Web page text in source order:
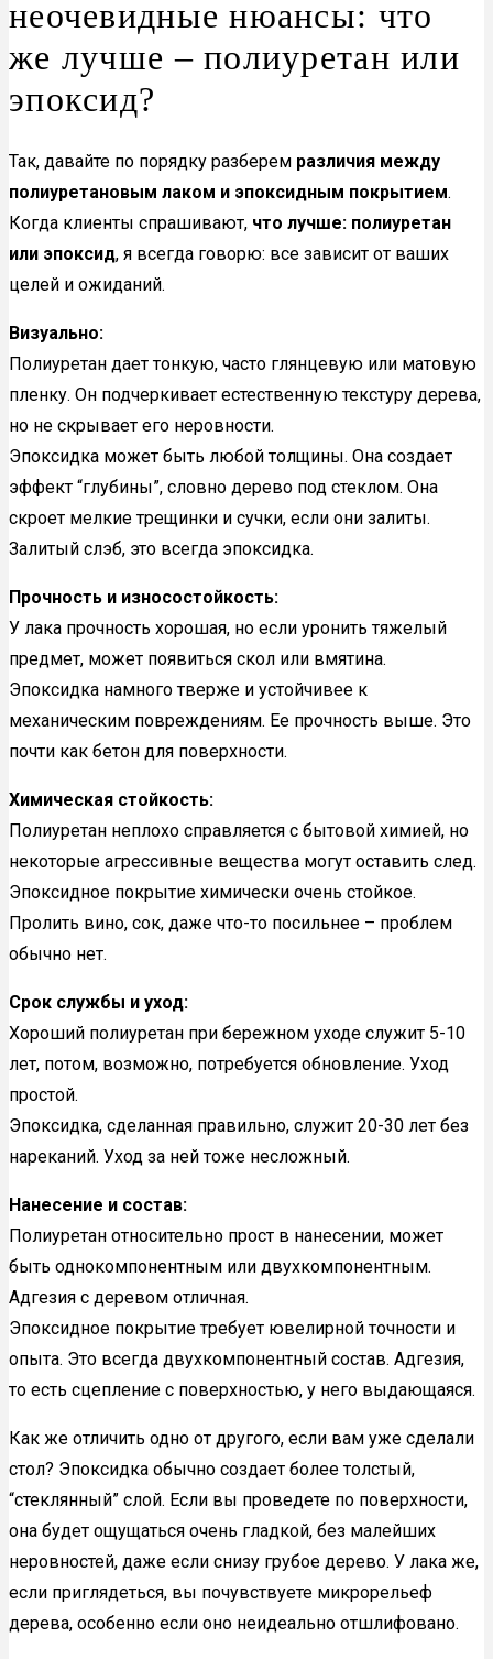
неочевидные нюансы: что
же лучше – полиуретан или
эпоксид?
Так, давайте по порядку разберем различия между
полиуретановым лаком и эпоксидным покрытием.
Когда клиенты спрашивают, что лучше: полиуретан
или эпоксид, я всегда говорю: все зависит от ваших
целей и ожиданий.
Визуально:
Полиуретан дает тонкую, часто глянцевую или матовую
пленку. Он подчеркивает естественную текстуру дерева,
но не скрывает его неровности.
Эпоксидка может быть любой толщины. Она создает
эффект “глубины”, словно дерево под стеклом. Она
скроет мелкие трещинки и сучки, если они залиты.
Залитый слэб, это всегда эпоксидка.
Прочность и износостойкость:
У лака прочность хорошая, но если уронить тяжелый
предмет, может появиться скол или вмятина.
Эпоксидка намного тверже и устойчивее к
механическим повреждениям. Ее прочность выше. Это
почти как бетон для поверхности.
Химическая стойкость:
Полиуретан неплохо справляется с бытовой химией, но
некоторые агрессивные вещества могут оставить след.
Эпоксидное покрытие химически очень стойкое.
Пролить вино, сок, даже что-то посильнее – проблем
обычно нет.
Срок службы и уход:
Хороший полиуретан при бережном уходе служит 5-10
лет, потом, возможно, потребуется обновление. Уход
простой.
Эпоксидка, сделанная правильно, служит 20-30 лет без
нареканий. Уход за ней тоже несложный.
Нанесение и состав:
Полиуретан относительно прост в нанесении, может
быть однокомпонентным или двухкомпонентным.
Адгезия с деревом отличная.
Эпоксидное покрытие требует ювелирной точности и
опыта. Это всегда двухкомпонентный состав. Адгезия,
то есть сцепление с поверхностью, у него выдающаяся.
Как же отличить одно от другого, если вам уже сделали
стол? Эпоксидка обычно создает более толстый,
“стеклянный” слой. Если вы проведете по поверхности,
она будет ощущаться очень гладкой, без малейших
неровностей, даже если снизу грубое дерево. У лака же,
если приглядеться, вы почувствуете микрорельеф
дерева, особенно если оно неидеально отшлифовано.